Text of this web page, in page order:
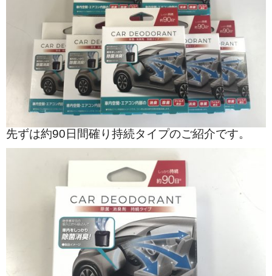
先ずは約90日間確り持続タイプのご紹介です。